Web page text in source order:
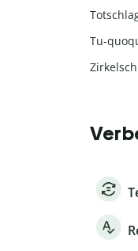
Tu-